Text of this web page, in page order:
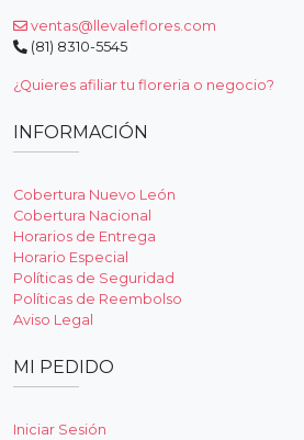
ventas@llevaleflores.com
(81) 8310-5545
¿Quieres afiliar tu floreria o negocio?
INFORMACIÓN
Cobertura Nuevo León
Cobertura Nacional
Horarios de Entrega
Horario Especial
Políticas de Seguridad
Políticas de Reembolso
Aviso Legal
MI PEDIDO
Iniciar Sesión